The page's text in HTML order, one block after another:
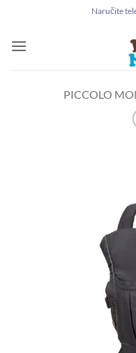
sadržaj
Naručite
PICCOLO